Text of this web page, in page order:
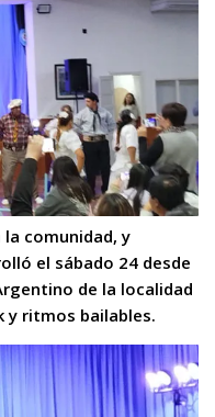
comunidad, y
el sábado 24 desde
de la localidad
y ritmos bailables.